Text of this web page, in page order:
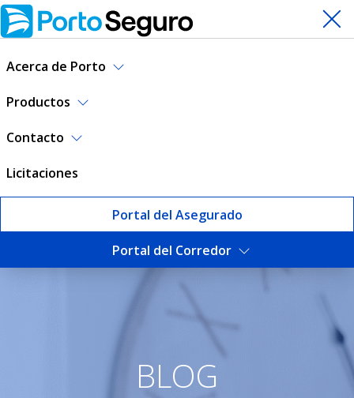
Acerca de Porto
Productos
Contacto
Licitaciones
Portal del Asegurado
Portal del Corredor
5 razones para asegurar tu
BLOG